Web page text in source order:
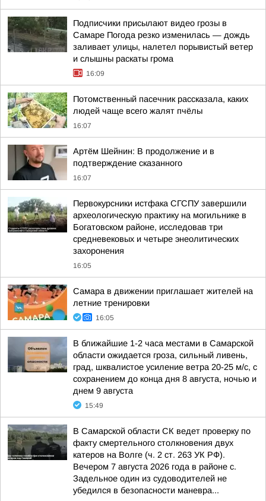
Подписчики присылают видео грозы в
Самаре Погода резко изменилась — дождь
заливает улицы, налетел порывистый ветер
и слышны раскаты грома
16:09
Потомственный пасечник рассказала, каких
людей чаще всего жалят пчёлы
16:07
Артём Шейнин: В продолжение и в
подтверждение сказанного
16:07
Первокурсники истфака СГСПУ завершили
археологическую практику на могильнике в
Богатовском районе, исследовав три
средневековых и четыре энеолитических
захоронения
16:05
Самара в движении приглашает жителей на
летние тренировки
16:05
В ближайшие 1-2 часа местами в Самарской
области ожидается гроза, сильный ливень,
град, шквалистое усиление ветра 20-25 м/с, с
сохранением до конца дня 8 августа, ночью и
днем 9 августа
15:49
В Самарской области СК ведет проверку по
факту смертельного столкновения двух
катеров на Волге (ч. 2 ст. 263 УК РФ).
Вечером 7 августа 2026 года в районе с.
Задельное один из судоводителей не
убедился в безопасности маневра...